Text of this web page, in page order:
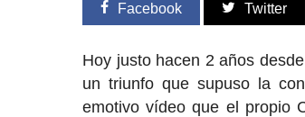
Facebook Twitter
Hoy justo hacen 2 años
un triunfo que supuso la
emotivo vídeo que el propio